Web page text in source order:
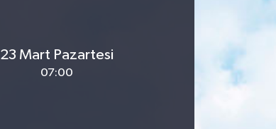
23 Mart Pazartesi
07:00